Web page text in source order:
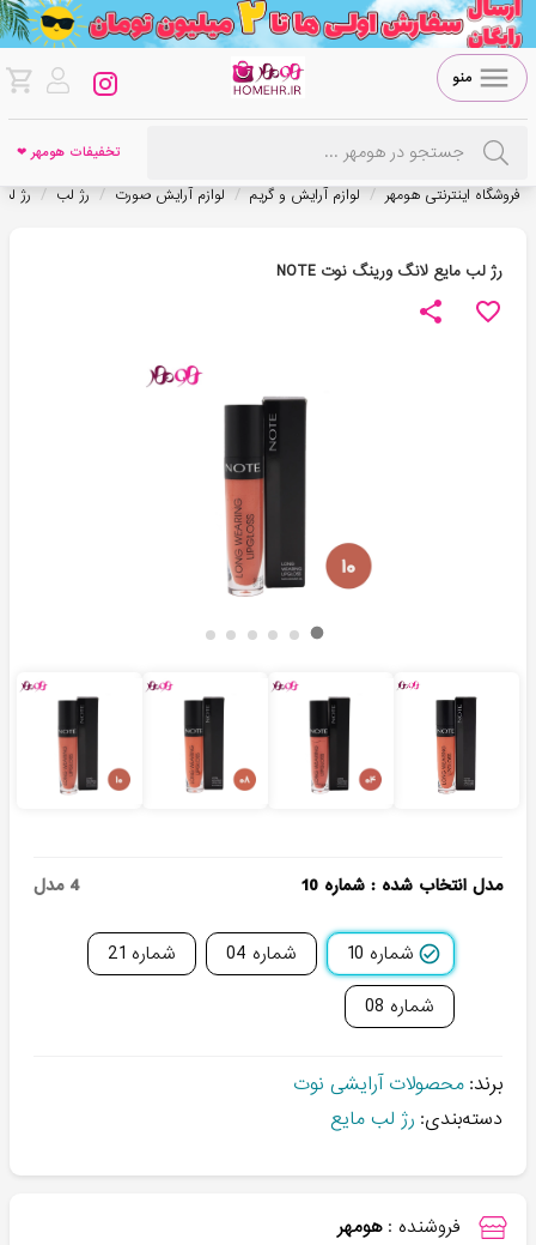
منو
تخفیفات هومهر ❤
فروشگاه اینترنتی هومهر / لوازم آرایش و گریم / لوازم آرایش صورت / رژ لب / رژ
رژ لب مایع لانگ ورینگ نوت NOTE
مدل انتخاب شده : شماره 10 4 مدل
شماره 10 شماره 04
شماره 21
شماره 08
برند: محصولات آرایشی نوت
دسته‌بندی: رژ لب مایع
فروشنده : هومهر